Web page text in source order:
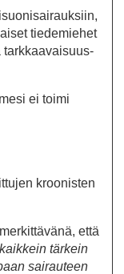
tiedemiehet
ei toimi
kroonisten
että
tärkein
sairauteen